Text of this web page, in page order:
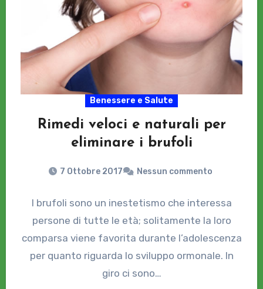
Benessere e Salute
Rimedi veloci e naturali per
eliminare i brufoli
7 Ottobre 2017 Nessun commento
I brufoli sono un inestetismo che interessa
persone di tutte le età; solitamente la loro
comparsa viene favorita durante l’adolescenza
per quanto riguarda lo sviluppo ormonale. In
giro ci sono…